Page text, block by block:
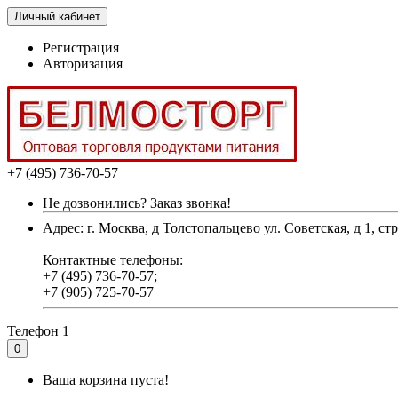
Личный кабинет
Регистрация
Авторизация
+7 (495) 736-70-57
Не дозвонились? Заказ звонка!
Адрес: г. Москва, д Толстопальцево ул. Советская, д 1,
Контактные телефоны:
+7 (495) 736-70-57;
+7 (905) 725-70-57
Телефон 1
0
Ваша корзина пуста!